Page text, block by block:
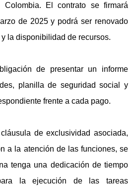
El contrato se firmará
de 2025 y podrá ser renovado
la disponibilidad de recursos.
de presentar un informe
planilla de seguridad social y
frente a cada pago.
de exclusividad asociada,
a la atención de las funciones, se
tenga una dedicación de tiempo
la ejecución de las tareas